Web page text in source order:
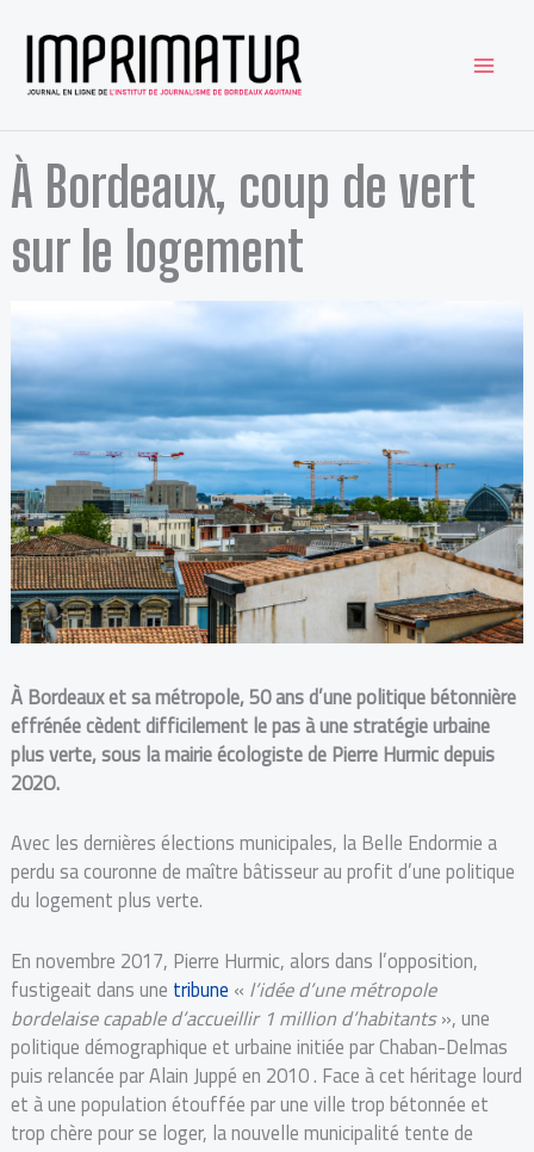
À Bordeaux, coup de vert
sur le logement
À Bordeaux et sa métropole, 50 ans d’une politique bétonnière
effrénée cèdent difficilement le pas à une stratégie urbaine
plus verte, sous la mairie écologiste de Pierre Hurmic depuis
202O.
Avec les dernières élections municipales, la Belle Endormie a
perdu sa couronne de maître bâtisseur au profit d’une politique
du logement plus verte.
En novembre 2017, Pierre Hurmic, alors dans l’opposition,
fustigeait dans une tribune « l’idée d’une métropole
bordelaise capable d’accueillir 1 million d’habitants», une
politique démographique et urbaine initiée par Chaban-Delmas
puis relancée par Alain Juppé en 2010 . Face à cet héritage lourd
et à une population étouffée par une ville trop bétonnée et
trop chère pour se loger, la nouvelle municipalité tente de